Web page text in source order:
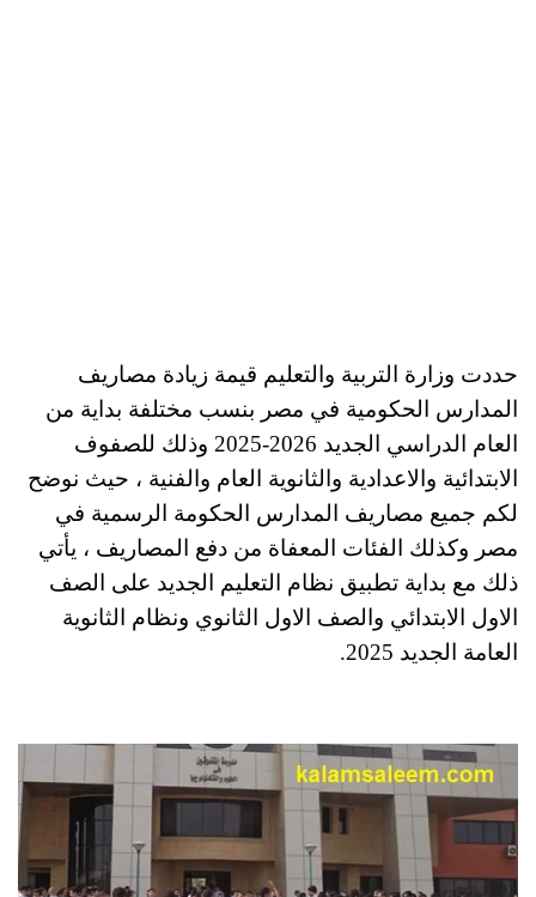
حددت وزارة التربية والتعليم قيمة زيادة مصاريف
المدارس الحكومية في مصر بنسب مختلفة بداية من
العام الدراسي الجديد 2026-2025 وذلك للصفوف
الابتدائية والاعدادية والثانوية العام والفنية ، حيث نوضح
لكم جميع مصاريف المدارس الحكومة الرسمية في
مصر وكذلك الفئات المعفاة من دفع المصاريف ، يأتي
ذلك مع بداية تطبيق نظام التعليم الجديد على الصف
الاول الابتدائي والصف الاول الثانوي ونظام الثانوية
العامة الجديد 2025.